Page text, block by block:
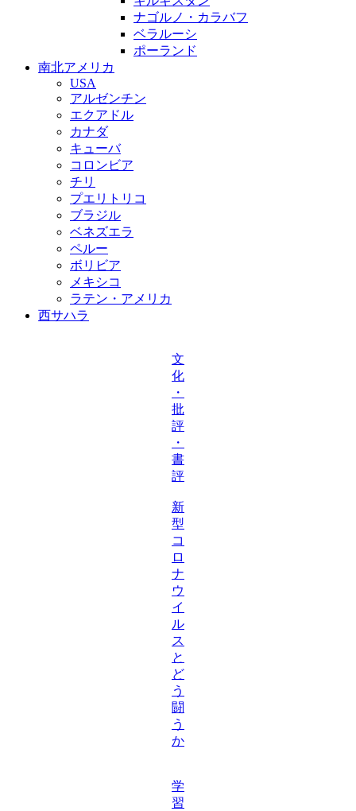
ナゴルノ・カラバフ
ベラルーシ
ポーランド
南北アメリカ
USA
アルゼンチン
エクアドル
カナダ
キューバ
コロンビア
チリ
プエリトリコ
ブラジル
ベネズエラ
ペルー
ボリビア
メキシコ
ラテン・アメリカ
西サハラ
文
化
・
批
評
・
書
評
新
型
コ
ロ
ナ
ウ
イ
ル
ス
と
ど
う
闘
う
か
学
習